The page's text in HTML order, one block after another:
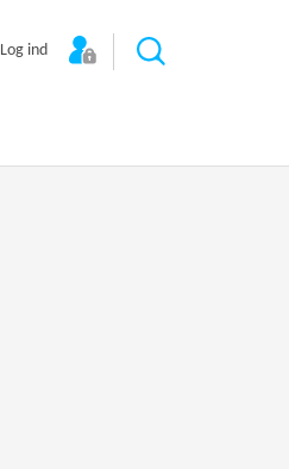
Log ind